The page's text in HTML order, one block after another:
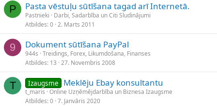
P Pasta vēstuļu sūtīšana tagad arī Internetā.
Pastnieki
Darbi, Sadarbība un Citi Sludinājumi
Atbildes 0 2. Marts 2011
9 Dokument sūtīšana PayPal
944s Treidings, Forex, Likumdošana, Finanses
Atbildes 13 27. Novembris 2008
T Izaugsme Meklēju Ebay konsultantu
t_maris Online Uzņēmējdarbība un Biznesa Izaugsme
Atbildes 0 7. Janvāris 2020